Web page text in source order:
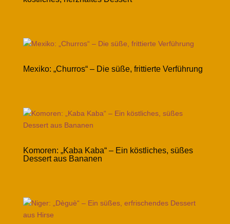
Mexiko: „Churros“ – Die süße, frittierte Verführung
Komoren: „Kaba Kaba“ – Ein köstliches, süßes
Dessert aus Bananen